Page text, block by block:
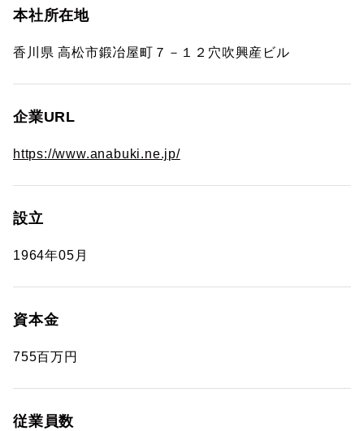
本社所在地
香川県 高松市鍛冶屋町７－１２穴吹興産ビル
企業URL
https://www.anabuki.ne.jp/
設立
1964年05月
資本金
755百万円
従業員数